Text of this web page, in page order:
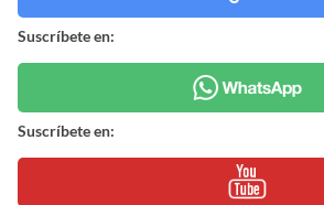
Suscríbete en:
Suscríbete en: